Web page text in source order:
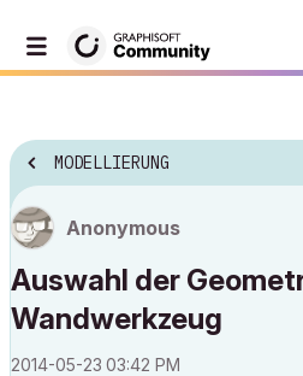
MODELLIERUNG
Anonymous
Auswahl der
Wandwerkzeug
‎2014-05-23 03:42 PM